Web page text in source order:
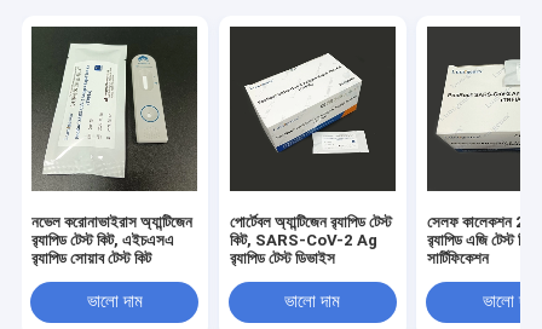
নভেল করোনাভাইরাস অ্যান্টিজেন
র‌্যাপিড টেস্ট কিট, এইচএসএ
র‌্যাপিড সোয়াব টেস্ট কিট
ভালো দাম
পোর্টেবল অ্যান্টিজেন র‌্যাপিড টেস্ট
কিট, SARS-CoV-2 Ag
র‌্যাপিড টেস্ট ডিভাইস
ভালো দাম
সেলফ কালেকশন 25
র‌্যাপিড এজি টেস্ট
সার্টিফিকেশন
ভালো দাম